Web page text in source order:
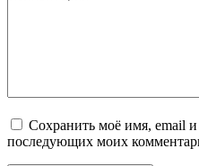
Сохранить моё имя, email и
последующих моих